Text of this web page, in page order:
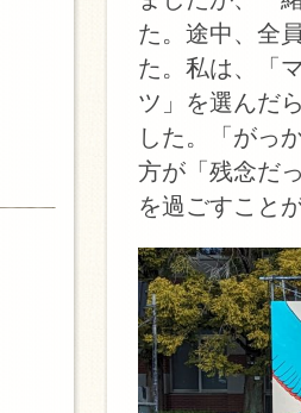
た。途中、全
た。私は、「
ツ」を選んだ
した。「がっ
方が「残念だ
を過ごすこと